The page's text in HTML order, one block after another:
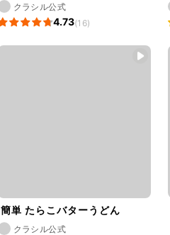
クラシル公式
4.73(16)
簡単 たらこバターうどん
クラシル公式